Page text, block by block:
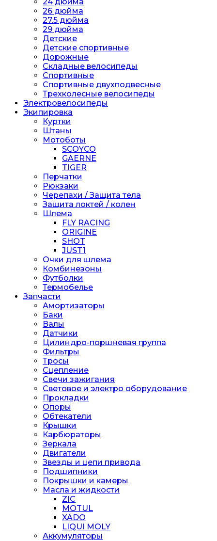
26 дюйма
27.5 дюйма
29 дюйма
Детские
Детские спортивные
Дорожные
Складные велосипеды
Спортивные
Спортивные двухподвесные
Трехколесные велосипеды
Электровелосипеды
Экипировка
Куртки
Штаны
Мотоботы
SCOYCO
GAERNE
TIGER
Перчатки
Рюкзаки
Черепахи / Защита тела
Защита локтей / колен
Шлема
FLY RACING
ORIGINE
SHOT
JUST1
Очки для шлема
Комбинезоны
Футболки
Термобелье
Запчасти
Амортизаторы
Баки
Валы
Датчики
Цилиндро-поршневая группа
Фильтры
Тросы
Сцепление
Свечи зажигания
Световое и электро оборудование
Прокладки
Опоры
Обтекатели
Крышки
Карбюраторы
Зеркала
Двигатели
Звезды и цепи привода
Подшипники
Покрышки и камеры
Масла и жидкости
ZIC
MOTUL
XADO
LIQUI MOLY
Аккумуляторы